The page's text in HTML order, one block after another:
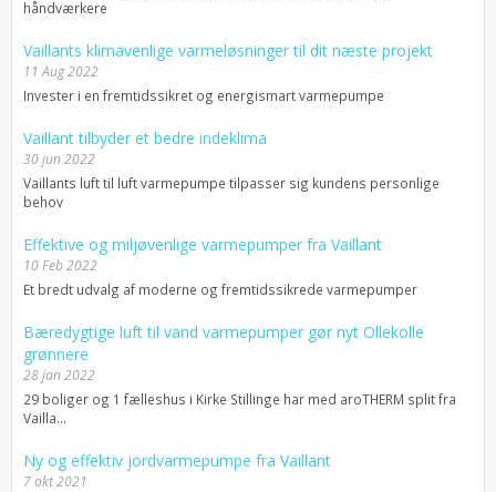
håndværkere
Vaillants klimavenlige varmeløsninger til dit næste projekt
11 Aug 2022
Invester i en fremtidssikret og energismart varmepumpe
Vaillant tilbyder et bedre indeklima
30 jun 2022
Vaillants luft til luft varmepumpe tilpasser sig kundens personlige
behov
Effektive og miljøvenlige varmepumper fra Vaillant
10 Feb 2022
Et bredt udvalg af moderne og fremtidssikrede varmepumper
Bæredygtige luft til vand varmepumper gør nyt Ollekolle
grønnere
28 jan 2022
29 boliger og 1 fælleshus i Kirke Stillinge har med aroTHERM split fra
Vailla...
Ny og effektiv jordvarmepumpe fra Vaillant
7 okt 2021